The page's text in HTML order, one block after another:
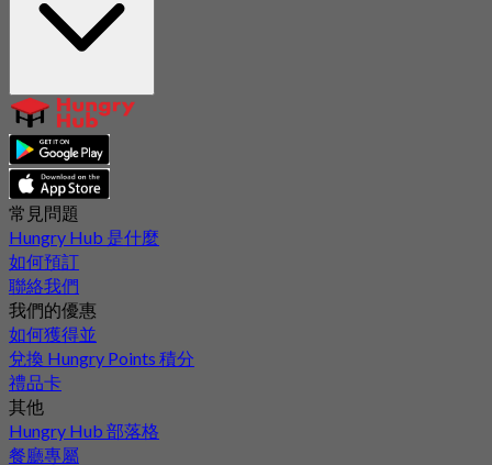
常見問題
Hungry Hub 是什麼
如何預訂
聯絡我們
我們的優惠
如何獲得並
兌換 Hungry Points 積分
禮品卡
其他
Hungry Hub 部落格
餐廳專屬